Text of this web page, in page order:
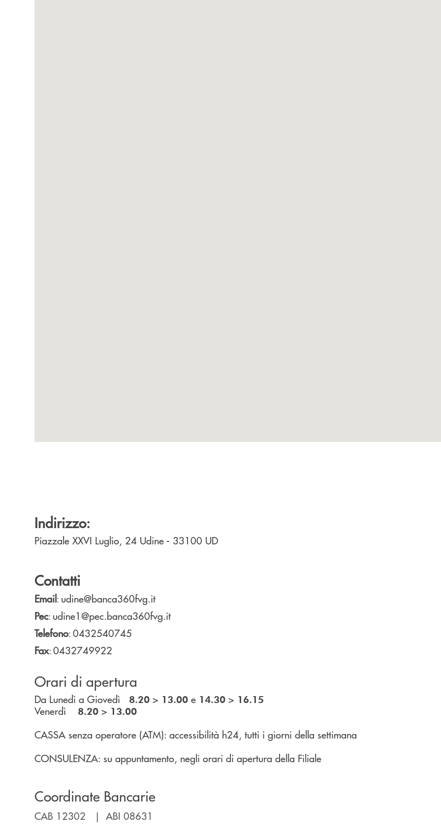
Indirizzo:
Piazzale XXVI Luglio, 24 Udine - 33100 UD
Contatti
Email: udine@banca360fvg.it
Pec: udine1@pec.banca360fvg.it
Telefono: 0432540745
Fax: 0432749922
Orari di apertura
Da Lunedì a Giovedì 8.20 > 13.00 e 14.30 > 16.15
Venerdì 8.20 > 13.00
CASSA senza operatore (ATM): accessibilità h24, tutti i giorni della settimana
CONSULENZA: su appuntamento, negli orari di apertura della Filiale
Coordinate Bancarie
CAB 12302 | ABI 08631